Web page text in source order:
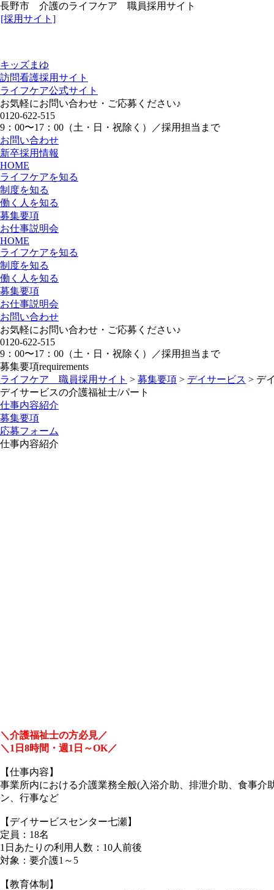
長野市 介護のライフケア 職員採用サイト
[採用サイト]
キッズまゆ
訪問看護採用サイト
ライフケア公式サイト
お気軽にお問い合わせ・ご応募ください♪
0120-622-515
9：00〜17：00（土・日・祝除く）／採用担当まで
お問い合わせ
新卒採用情報
HOME
ライフケアを知る
制度を知る
働く人を知る
募集要項
お仕事説明会
HOME
ライフケアを知る
制度を知る
働く人を知る
募集要項
お仕事説明会
お問い合わせ
お気軽にお問い合わせ・ご応募ください♪
0120-622-515
9：00〜17：00（土・日・祝除く）／採用担当まで
募集要項requirements
ライフケア 職員採用サイト > 募集要項 > デイサービス > デ
デイサービスの介護福祉士/パート
仕事内容紹介
募集要項
応募フォーム
仕事内容紹介
＼介護福祉士の方必見／
＼1日8時間・週1日～OK／
【仕事内容】
事業所内における介護業務全般(入浴介助、排泄介助、食事
ン、行事など
【デイサービスセンター七瀬】
定員：18名
1日あたりの利用人数：10人前後
対象：要介護1～5
【教育体制】